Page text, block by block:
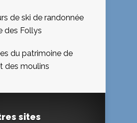
de ski de randonnée
des Follys
du patrimoine de
des moulins
sites